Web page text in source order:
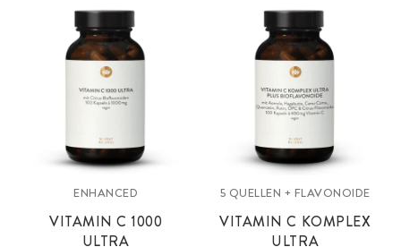
ENHANCED
VITAMIN C 1000
ULTRA
5 QUELLEN + FLAVONOIDE
VITAMIN C KOMPLEX
ULTRA